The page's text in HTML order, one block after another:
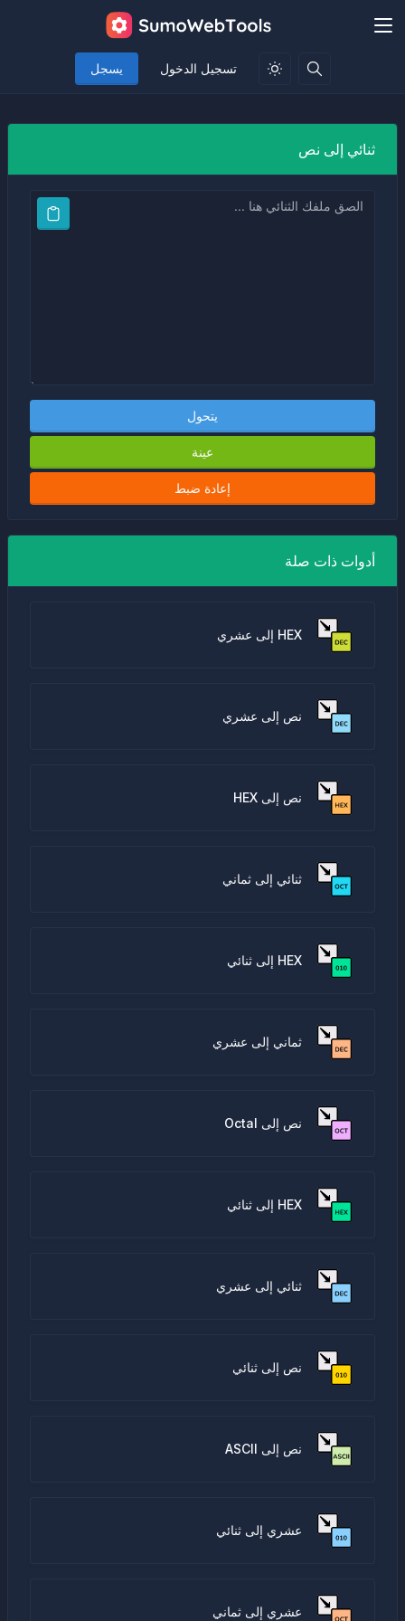
تسجيل الدخول يسجل
ثنائي إلى نص
يتحول
عينة
إعادة ضبط
أدوات ذات صلة
HEX إلى عشري
نص إلى عشري
نص إلى HEX
ثنائي إلى ثماني
HEX إلى ثنائي
ثماني إلى عشري
نص إلى Octal
HEX إلى ثنائي
ثنائي إلى عشري
نص إلى ثنائي
نص إلى ASCII
عشري إلى ثنائي
عشري إلى ثماني